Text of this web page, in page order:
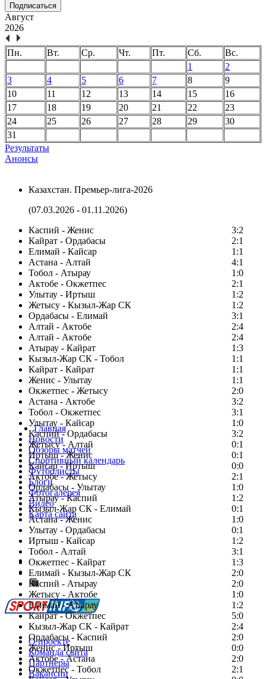
Подписаться
Август
2026
Пн. Вт. Ср. Чт. Пт. Сб.
Вс.
1
2
3
4 5 6 7 8
9
10
11 12 13 14 15
16
17
18 19 20 21 22
23
24
25 26 27 28 29
30
31
Результаты
Анонсы
Казахстан. Премьер-лига-2026
(07.03.2026 - 01.11.2026)
Каспий - Женис
3:2
Кайрат - Ордабасы
2:1
Елимай - Кайсар
1:1
Астана - Алтай
4:1
Тобол - Атырау
1:0
Актобе - Окжетпес
2:1
Улытау - Иртыш
1:2
Жетысу - Кызыл-Жар СК
1:2
Ордабасы - Елимай
3:1
Алтай - Актобе
2:4
Алтай - Актобе
2:4
Атырау - Кайрат
1:3
Кызыл-Жар СК - Тобол
1:1
Кайрат - Кайрат
1:1
Женис - Улытау
1:1
Окжетпес - Жетысу
2:0
Астана - Актобе
3:2
Тобол - Окжетпес
3:1
Улытау - Кайсар
1:0
Каспий - Ордабасы
3:2
Жетысу - Алтай
0:1
Иртыш - Женис
0:1
Кайсар - Иртыш
0:0
Актобе - Жетысу
2:1
Ордабасы - Улытау
1:0
Атырау - Каспий
1:2
Кызыл-Жар СК - Елимай
0:1
Астана - Женис
1:0
Улытау - Ордабасы
0:1
Иртыш - Кайсар
1:2
Тобол - Алтай
3:1
Окжетпес - Кайрат
1:3
Елимай - Кызыл-Жар СК
2:0
Каспий - Атырау
2:0
Жетысу - Актобе
1:0
Елимай - Атырау
1:2
Кайрат - Окжетпес
5:0
Кызыл-Жар СК - Кайрат
2:4
Ордабасы - Каспий
2:0
Женис - Иртыш
0:0
Актобе - Астана
2:0
Окжетпес - Тобол
2:1
Главная
Новости
Обзоры матчей
Спортивный календарь
Футболисты
Блоги
Фотогалерея
Видео
Карта сайта
Есть идея?
Сообщить о мероприятии
Перейти на старый сайт
О проекте
Команда сайта
Партнеры
Вакансии